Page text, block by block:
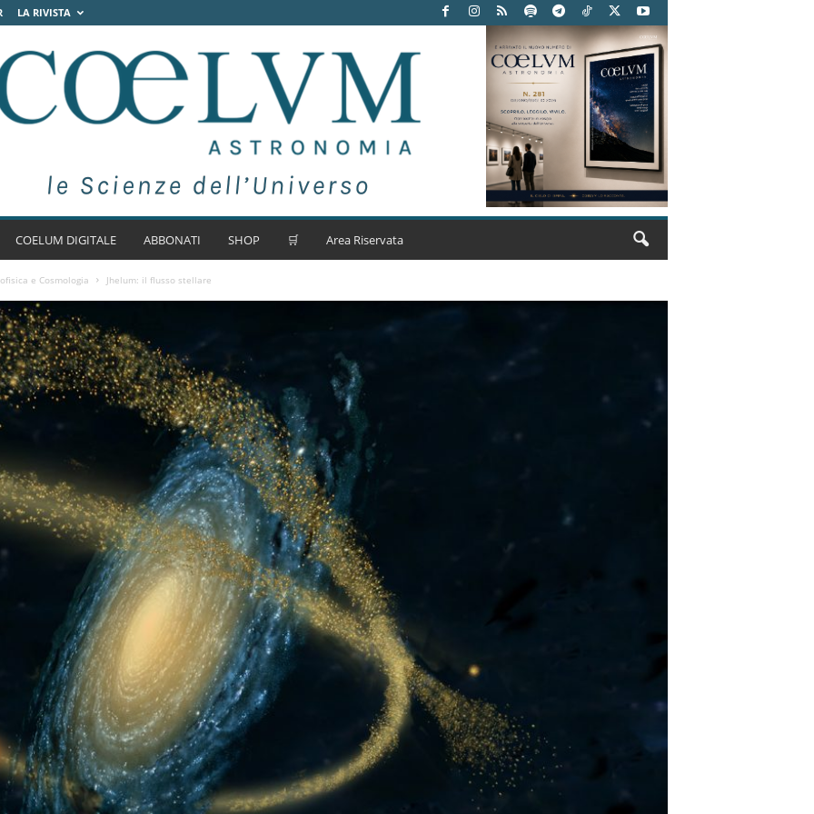
LA RIVISTA
COELUM DIGITALE ABBONATI SHOP 🛒 Area Riservata
e Cosmologia Jhelum: il flusso stellare